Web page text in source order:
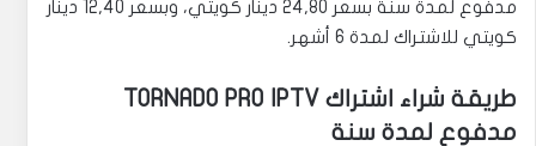
مدفوع لمدة سنة بسعر 24,80 دينار كويتي، وبسعر 12,40 دينار
كويتي للاشتراك لمدة 6 أشهر.
طريقة شراء اشتراك TORNADO PRO IPTV
مدفوع لمدة سنة